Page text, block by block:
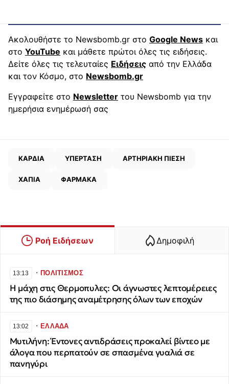
Ακολουθήστε το Newsbomb.gr στο Google News και
στο YouTube και μάθετε πρώτοι όλες τις ειδήσεις.
Δείτε όλες τις τελευταίες Ειδήσεις από την Ελλάδα
και τον Κόσμο, στο Newsbomb.gr
Εγγραφείτε στο Newsletter του Newsbomb για την
ημερήσια ενημέρωσή σας
ΚΑΡΔΙΑ ΥΠΕΡΤΑΣΗ ΑΡΤΗΡΙΑΚΗ ΠΙΕΣΗ
ΧΑΠΙΑ ΦΑΡΜΑΚΑ
Ροή Ειδήσεων Δημοφιλή
13:13 ∙ΠΟΛΙΤΙΣΜΟΣ
Η μάχη στις Θερμοπυλες: Οι άγνωστες λεπτομέρειες
της πιο διάσημης αναμέτρησης όλων των εποχών
13:02 ∙ΕΛΛΑΔΑ
Μυτιλήνη: Έντονες αντιδράσεις προκαλεί βίντεο με
άλογα που περπατούν σε σπασμένα γυαλιά σε
πανηγύρι